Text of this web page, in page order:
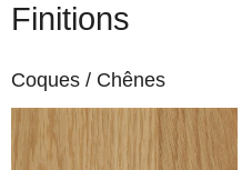
Finitions
Coques / Chênes